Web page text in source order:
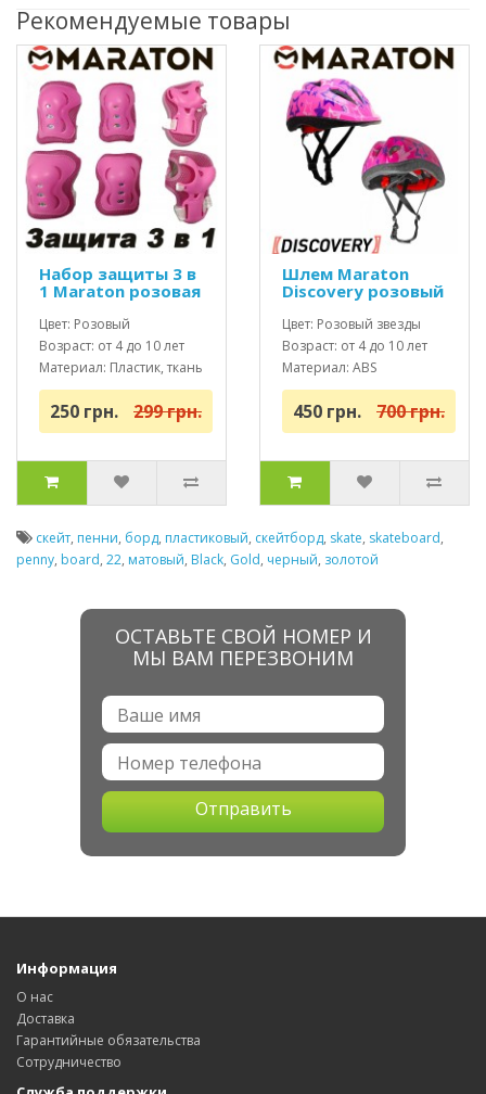
Рекомендуемые товары
Набор защиты 3 в
1 Maraton розовая
Цвет: Розовый
Возраст: от 4 до 10 лет
Материал: Пластик, ткань
250 грн. 299 грн.
Шлем Maraton
Discovery розовый
Цвет: Розовый звезды
Возраст: от 4 до 10 лет
Материал: ABS
пластик/EPS пенна
450 грн. 700 грн.
скейт, пенни, борд, пластиковый, скейтборд, skate, skateboard,
penny, board, 22, матовый, Black, Gold, черный, золотой
ОСТАВЬТЕ СВОЙ НОМЕР И
МЫ ВАМ ПЕРЕЗВОНИМ
Отправить
Информация
О нас
Доставка
Гарантийные обязательства
Сотрудничество